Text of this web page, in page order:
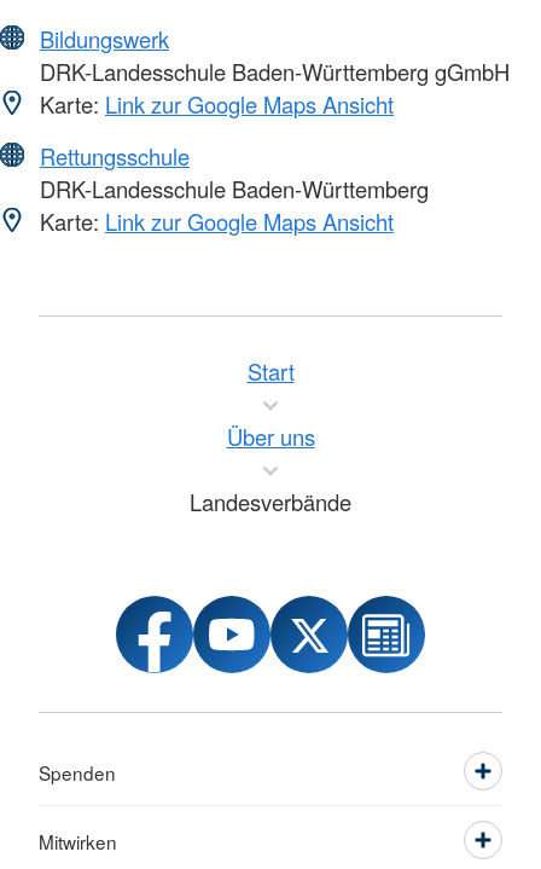
Bildungswerk
DRK-Landesschule Baden-Württemberg gGmbH
Karte: Link zur Google Maps Ansicht
Rettungsschule
DRK-Landesschule Baden-Württemberg
Karte: Link zur Google Maps Ansicht
Start
Über uns
Landesverbände
Spenden
Mitwirken